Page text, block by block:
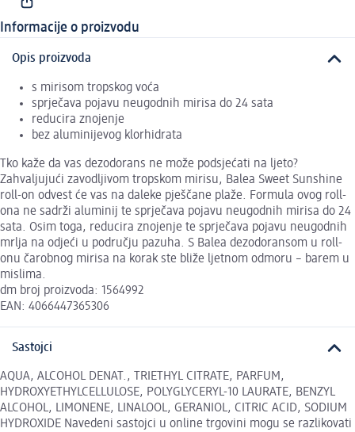
Informacije o proizvodu
Opis proizvoda
s mirisom tropskog voća
sprječava pojavu neugodnih mirisa do 24 sata
reducira znojenje
bez aluminijevog klorhidrata
Tko kaže da vas dezodorans ne može podsjećati na ljeto?
Zahvaljujući zavodljivom tropskom mirisu, Balea Sweet Sunshine
roll-on odvest će vas na daleke pješčane plaže. Formula ovog roll-
ona ne sadrži aluminij te sprječava pojavu neugodnih mirisa do 24
sata. Osim toga, reducira znojenje te sprječava pojavu neugodnih
mrlja na odjeći u području pazuha. S Balea dezodoransom u roll-
onu čarobnog mirisa na korak ste bliže ljetnom odmoru – barem u
mislima.
dm broj proizvoda: 1564992
EAN: 4066447365306
Sastojci
AQUA, ALCOHOL DENAT., TRIETHYL CITRATE, PARFUM,
HYDROXYETHYLCELLULOSE, POLYGLYCERYL-10 LAURATE, BENZYL
ALCOHOL, LIMONENE, LINALOOL, GERANIOL, CITRIC ACID, SODIUM
HYDROXIDE Navedeni sastojci u online trgovini mogu se razlikovati